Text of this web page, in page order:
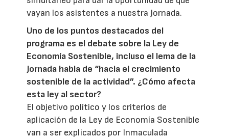
vayan los asistentes a nuestra Jornada.
Uno de los puntos destacados del
programa es el debate sobre la Ley de
Economía Sostenible, incluso el lema de la
Jornada habla de “hacia el crecimiento
sostenible de la actividad”. ¿Cómo afecta
esta ley al sector?
El objetivo político y los criterios de
aplicación de la Ley de Economía Sostenible
van a ser explicados por Inmaculada